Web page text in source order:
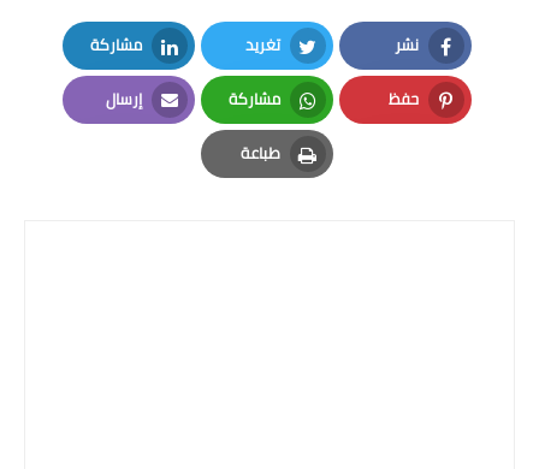
المرحلة الابتدائية
المرحلة المتوسطة
المرحلة الاعدادية
نشر
Facebook
تغريد
Twitter
مشاركة
LinkedIn
حفظ
Pinterest
مشاركة
Whatsapp
إرسال
Email
طباعة
Print